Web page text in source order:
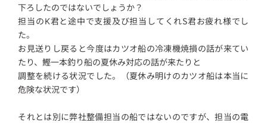
下ろしたのではないでしょうか？
担当のK君と途中で支援及び担当してくれS君お疲れ様でし
た。
お見送りし戻ると今度はカツオ船の冷凍機焼損の話が来てい
たり、鰹一本釣り船の夏休み対応の話が来たりと
調整を続ける状況でした。（夏休み明けのカツオ船は本当に
危険な状況です）
それとは別に弊社整備担当の船ではないのですが、担当の電